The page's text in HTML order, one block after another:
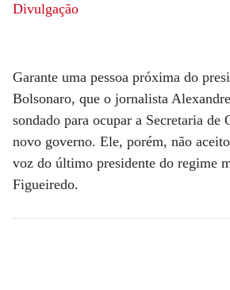
Divulgação
Garante uma pessoa próxima do
Bolsonaro, que o jornalista
sondado para ocupar a Secretaria de
novo governo. Ele, porém, não
voz do último presidente do regime
Figueiredo.